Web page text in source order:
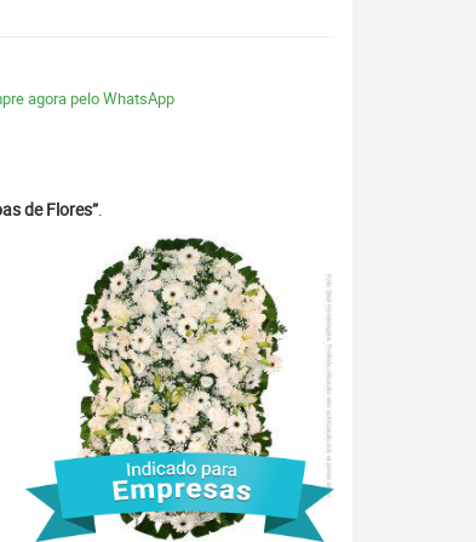
agora pelo WhatsApp
de Flores”.